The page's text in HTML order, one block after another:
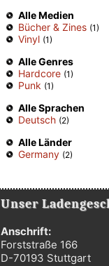
Alle Medien
Bücher & Zines (1)
Vinyl (1)
Alle Genres
Hardcore (1)
Punk (1)
Alle Sprachen
Deutsch (2)
Alle Länder
Germany (2)
Unser
Anschrift:
Forststraße 166
D-70193 Stuttgart